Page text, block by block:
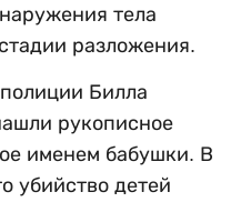
тела
разложения.
Билла
рукописное
именем бабушки. В
убийство детей